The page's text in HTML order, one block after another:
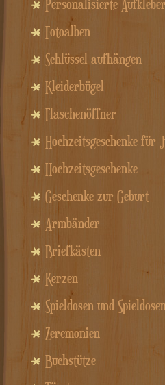
Personalisierte Aufkleber
Fotoalben
Schlüssel aufhängen
Kleiderbügel
Flaschenöffner
Hochzeitsgeschenke für
Hochzeitsgeschenke
Geschenke zur Geburt
Armbänder
Briefkästen
Kerzen
Spieldosen und Spieldosen
Zeremonien
Buchstütze